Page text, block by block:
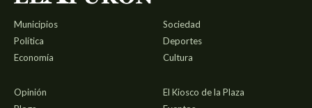
Municipios
Política
Economía
Sociedad
Deportes
Cultura
Opinión
El Kiosco de la Plaza